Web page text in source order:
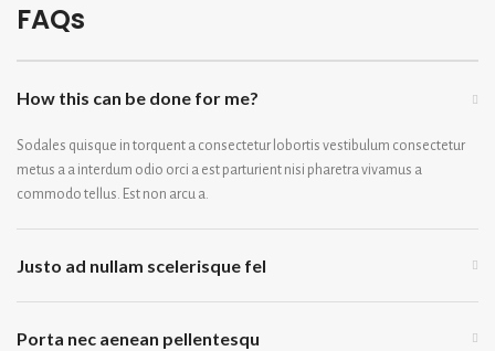
FAQs
How this can be done for me?
Sodales quisque in torquent a consectetur lobortis vestibulum consectetur
metus a a interdum odio orci a est parturient nisi pharetra vivamus a
commodo tellus. Est non arcu a.
Justo ad nullam scelerisque fel
Porta nec aenean pellentesqu